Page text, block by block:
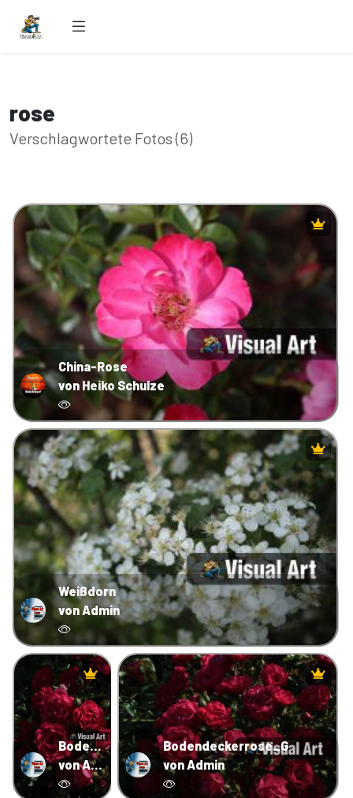
rose
Verschlagwortete Fotos (6)
China-Rose
von Heiko Schulze
Weißdorn
von Admin
Bodendeckerrose_S
von Admin
Bodendeckerrose_G
von Admin